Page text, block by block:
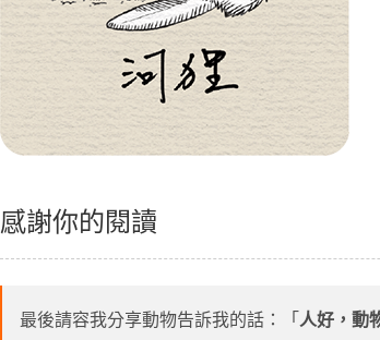
感謝你的閱讀
最後請容我分享動物告訴我的話：「人好，動